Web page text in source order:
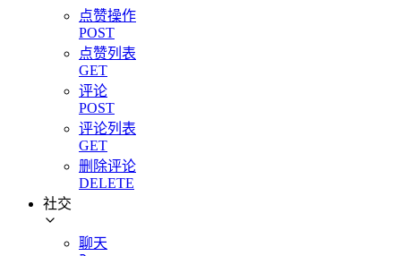
点赞操作
POST
点赞列表
GET
评论
POST
评论列表
GET
删除评论
DELETE
社交
聊天